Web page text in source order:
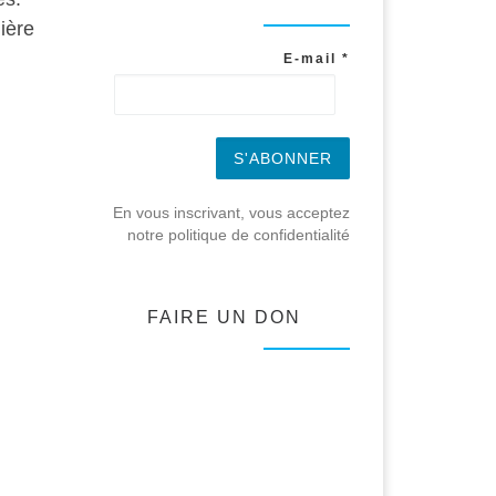
E-mail *
En vous inscrivant, vous acceptez
notre politique de confidentialité
FAIRE UN DON